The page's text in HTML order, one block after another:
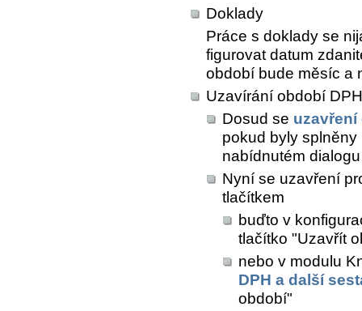
Doklady
Práce s doklady se
figurovat datum
období bude měsíc a
Uzavírání období DPH
Dosud se
pokud byly
nabídnutém
Nyní se uzavření
tlačítkem
buďto v
tlačítko "Uzavřít
nebo v modulu
DPH a další
období"